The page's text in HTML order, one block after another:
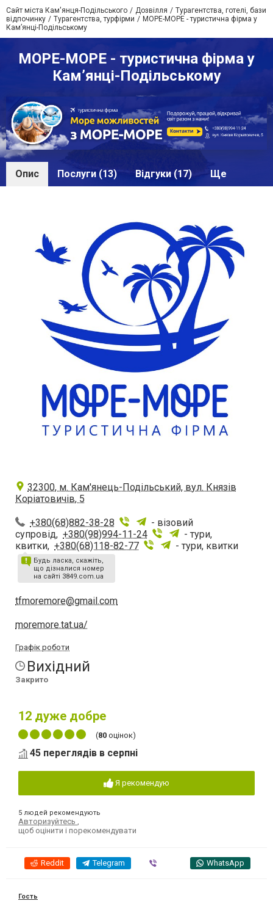
Сайт міста Кам'янця-Подільського Дозвілля
Турагентства, готелі, бази
відпочинку
Турагентства, турфірми
МОРЕ-МОРЕ - туристична фірма у
Кам’янці-Подільському
МОРЕ-МОРЕ - туристична фірма у
Кам’янці-Подільському
Опис Послуги (13) Відгуки (17) Ще
32300, м. Кам'янець-Подільський, вул. Князів
Коріатовичів, 5
+380(68)882-38-28
- візовий
супровід, +380(98)994-11-24
- тури,
квитки, +380(68)118-82-77 - тури, квитки
Будь ласка, скажіть,
що дізналися номер
на сайті 3849.com.ua
tfmoremore@gmail.com
moremore.tat.ua/
Графік роботи
Вихідний
Закрито
12 дуже добре
(80 оцінок)
45 переглядів в серпні
Я рекомендую
5 людей рекомендують
Авторизуйтесь ,
щоб оцінити і порекомендувати
Reddit Telegram WhatsApp
Гость